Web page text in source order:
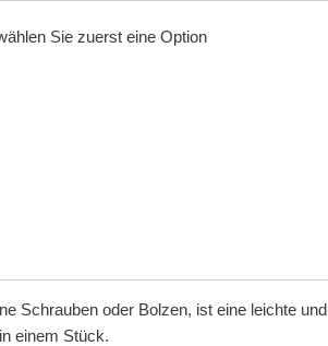
Sie zuerst eine Option
Schrauben oder Bolzen, ist eine leichte und
einem Stück.